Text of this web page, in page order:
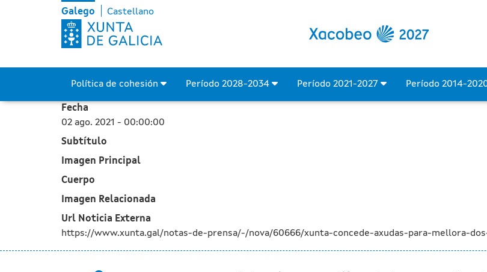
A Xunta concede axudas para a mellora dos
Skip to Main Content
Galego Castellano
Política de cohesión Período 2028-2034 Período 2021-2027 Período 2014-
Fecha
02 ago. 2021 - 00:00:00
Subtítulo
Imagen Principal
Cuerpo
Imagen Relacionada
Url Noticia Externa
https://www.xunta.gal/notas-de-prensa/-/nova/60666/xunta-concede-axudas-para-mellora-